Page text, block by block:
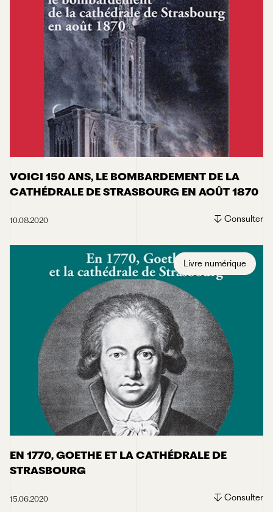
VOICI 150 ANS, LE BOMBARDEMENT DE LA
CATHÉDRALE DE STRASBOURG EN AOÛT 1870
10.08.2020 Consulter
Livre numérique
EN 1770, GOETHE ET LA CATHÉDRALE DE
STRASBOURG
15.06.2020 Consulter